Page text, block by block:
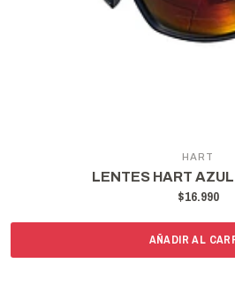
HART
LENTES HART
$16.990
AÑADIR AL